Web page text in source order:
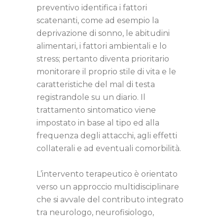
preventivo identifica i fattori
scatenanti, come ad esempio la
deprivazione di sonno, le abitudini
alimentari, i fattori ambientali e lo
stress; pertanto diventa prioritario
monitorare il proprio stile di vita e le
caratteristiche del mal di testa
registrandole su un diario. Il
trattamento sintomatico viene
impostato in base al tipo ed alla
frequenza degli attacchi, agli effetti
collaterali e ad eventuali comorbilità.
L’intervento terapeutico è orientato
verso un approccio multidisciplinare
che si avvale del contributo integrato
tra neurologo, neurofisiologo,